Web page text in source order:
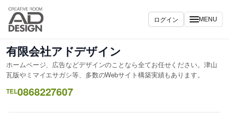
内
を
キ
ッ
プ
ログイン MENU
有限会社アドデザイン
ホームページ、広告などデザインのことなら全てお任せください。津山
瓦版やミマイエサガシ等、多数のWebサイト構築実績もあります。
TEL0868227607